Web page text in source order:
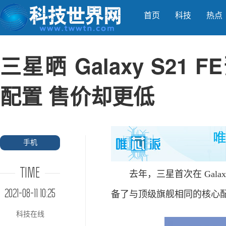
首页 科技 热点
三星晒 Galaxy S21
配置 售价却更低
手机
TIME
2021-08-11 10:25
科技在线
去年，三星首次在 Galaxy
备了与顶级旗舰相同的核心